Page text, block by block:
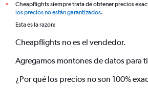
*
Cheapflights siempre trata de obtener precios
los precios no están garantizados.
Esta es la razón:
Cheapflights no es el vendedor.
Agregamos montones de datos para ti
¿Por qué los precios no son 100%